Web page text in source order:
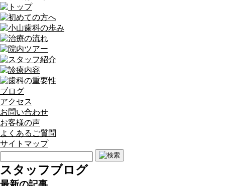
ブログ
アクセス
お問い合わせ
お客様の声
よくあるご質問
サイトマップ
スタッフブログ